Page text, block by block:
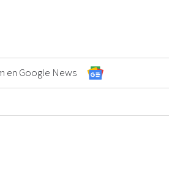
en Google News